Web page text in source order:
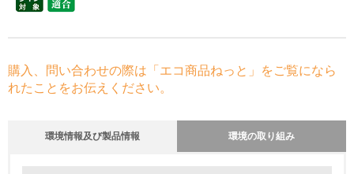
購入、問い合わせの際は「エコ商品ねっと」をご覧になら
れたことをお伝えください。
環境情報及び製品情報 環境の取り組み